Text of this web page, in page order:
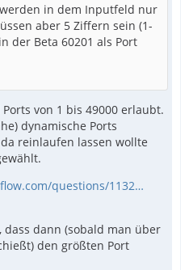
in dem Inputfeld nur
aber 5 Ziffern sein (1-
der Beta 60201 als Port
von 1 bis 49000 erlaubt.
dynamische Ports
reinlaufen lassen wollte
questions/1132…
dass dann (sobald man über
den größten Port